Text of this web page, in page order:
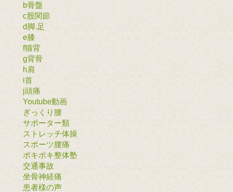
b骨盤
c股関節
d脚.足
e膝
f猫背
g背骨
h肩
i首
j頭痛
Youtube動画
ぎっくり腰
サポーター類
ストレッチ体操
スポーツ腰痛
ポキポキ整体塾
交通事故
坐骨神経痛
患者様の声